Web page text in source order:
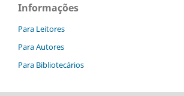
Informações
Para Leitores
Para Autores
Para Bibliotecários